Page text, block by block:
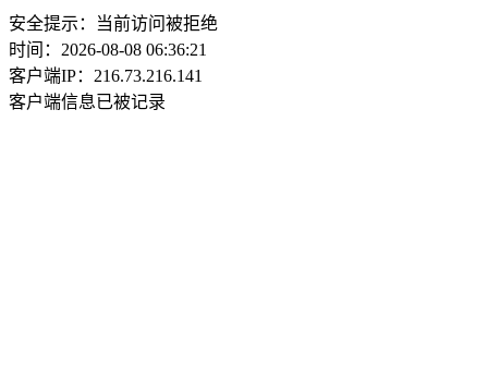
安全提示：当前访问被拒绝
时间：2026-08-08 06:36:21
客户端IP：216.73.216.141
客户端信息已被记录